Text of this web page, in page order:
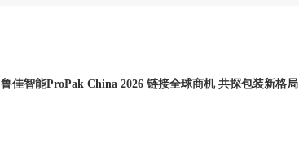
鲁佳智能ProPak China 2026 链接全球商机 共探包装新格局